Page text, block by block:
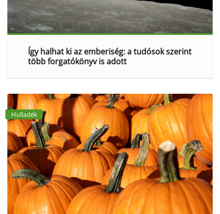
Így halhat ki az emberiség: a tudósok szerint
több forgatókönyv is adott
Hulladék